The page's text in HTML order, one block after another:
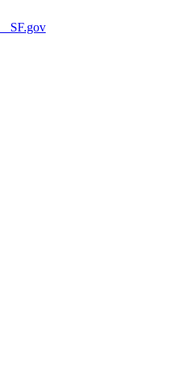
SF.gov